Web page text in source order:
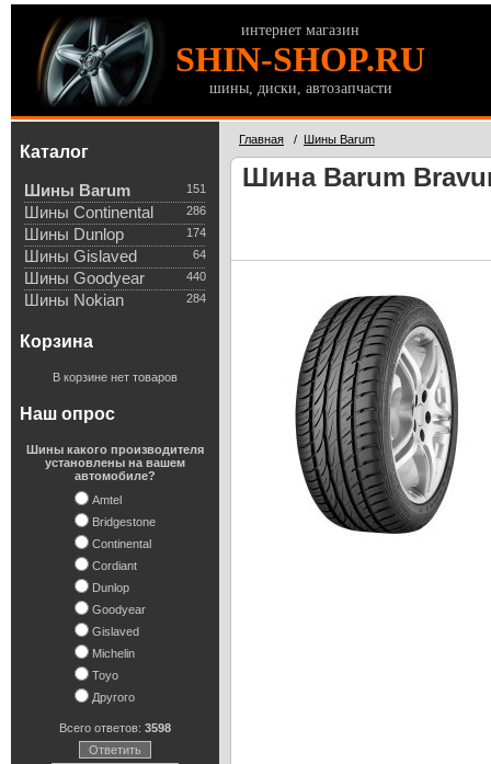
интернет магазин
SHIN-SHOP.RU
шины, диски, автозапчасти
Каталог
151
Шины Barum
286
Шины Continental
174
Шины Dunlop
64
Шины Gislaved
440
Шины Goodyear
284
Шины Nokian
Корзина
В корзине нет товаров
Наш опрос
Шины какого производителя
установлены на вашем
автомобиле?
Amtel
Bridgestone
Continental
Cordiant
Dunlop
Goodyear
Gislaved
Michelin
Toyo
Другого
Всего ответов: 3598
Ответить
Главная / Шины Barum
Шина Barum